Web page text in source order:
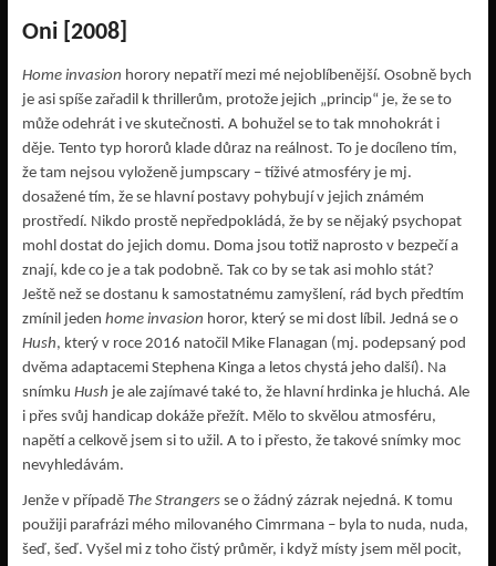
Oni [2008]
Home invasion horory nepatří mezi mé nejoblíbenější. Osobně bych
je asi spíše zařadil k thrillerům, protože jejich „princip“ je, že se to
může odehrát i ve skutečnosti. A bohužel se to tak mnohokrát i
děje. Tento typ hororů klade důraz na reálnost. To je docíleno tím,
že tam nejsou vyloženě jumpscary – tíživé atmosféry je mj.
dosažené tím, že se hlavní postavy pohybují v jejich známém
prostředí. Nikdo prostě nepředpokládá, že by se nějaký psychopat
mohl dostat do jejich domu. Doma jsou totiž naprosto v bezpečí a
znají, kde co je a tak podobně. Tak co by se tak asi mohlo stát?
Ještě než se dostanu k samostatnému zamyšlení, rád bych předtím
zmínil jeden home invasion horor, který se mi dost líbil. Jedná se o
Hush, který v roce 2016 natočil Mike Flanagan (mj. podepsaný pod
dvěma adaptacemi Stephena Kinga a letos chystá jeho další). Na
snímku Hush je ale zajímavé také to, že hlavní hrdinka je hluchá. Ale
i přes svůj handicap dokáže přežít. Mělo to skvělou atmosféru,
napětí a celkově jsem si to užil. A to i přesto, že takové snímky moc
nevyhledávám.
Jenže v případě The Strangersse o žádný zázrak nejedná. K tomu
použiji parafrázi mého milovaného Cimrmana – byla to nuda, nuda,
šeď, šeď. Vyšel mi z toho čistý průměr, i když místy jsem měl pocit,